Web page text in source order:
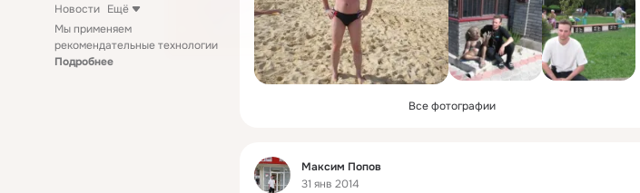
Новости Ещё
Мы применяем
рекомендательные технологии
Подробнее
Все фотографии
Фид
Максим Попов
31 янв 2014